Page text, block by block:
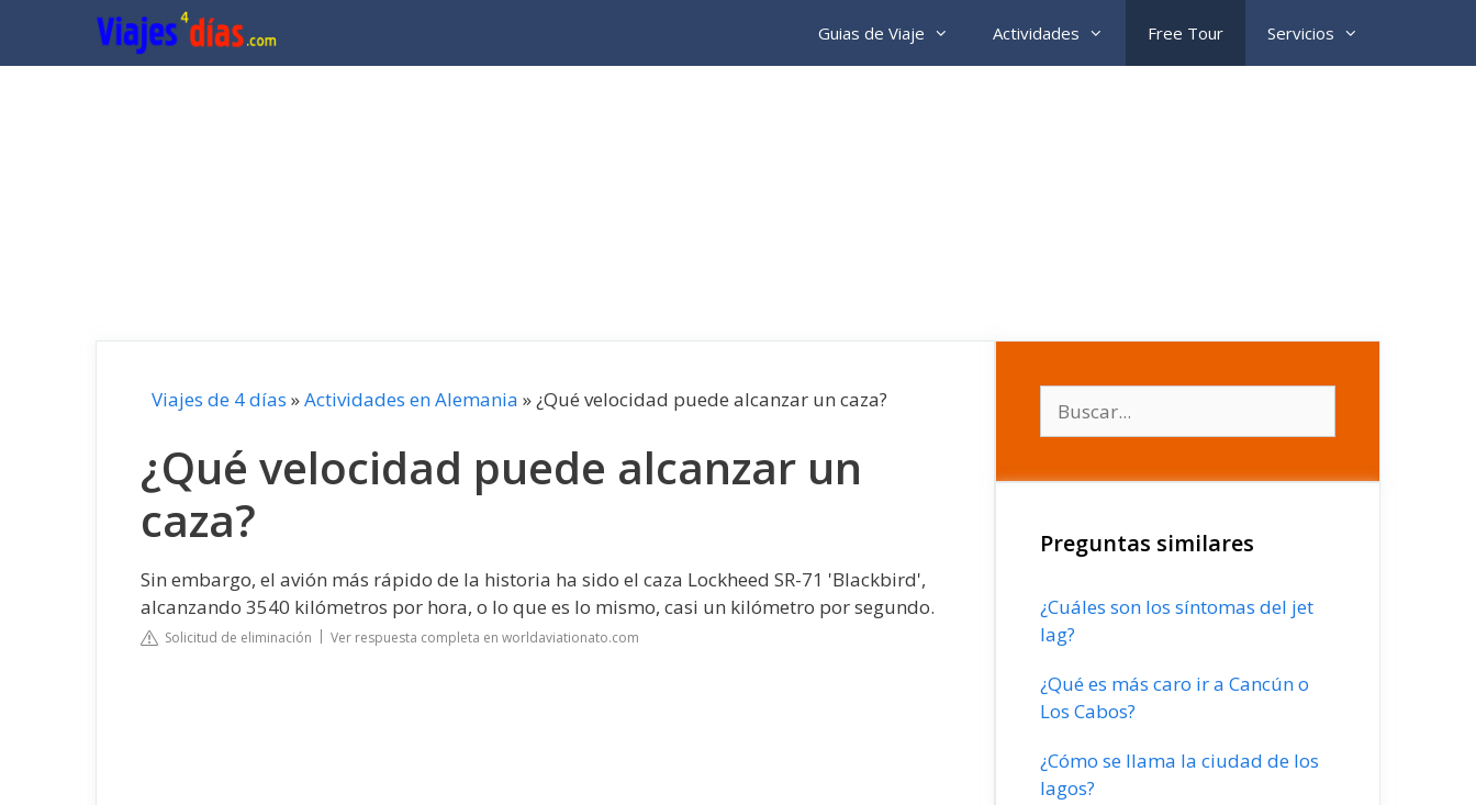
contenido
Guias de Viaje Actividades Free Tour Servicios
Viajes de 4 días »Actividades en Alemania »¿Qué velocidad puede alcanzar un caza?
¿Qué velocidad puede alcanzar un
caza?
Sin embargo, el avión más rápido de la historia ha sido el caza Lockheed SR-71 'Blackbird',
alcanzando 3540 kilómetros por hora, o lo que es lo mismo, casi un kilómetro por segundo.
Solicitud de eliminación Ver respuesta completa en worldaviationato.com
Preguntas similares
¿Cuáles son los síntomas del jet
lag?
¿Qué es más caro ir a Cancún o
Los Cabos?
¿Cómo se llama la ciudad de los
lagos?